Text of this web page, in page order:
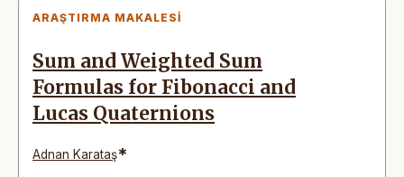
ARAŞTIRMA MAKALESI
Sum and Weighted Sum
Formulas for Fibonacci and
Lucas Quaternions
Adnan Karataş*